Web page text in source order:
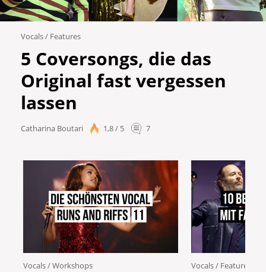
Vocals/ Features
5 Coversongs, die das
Original fast vergessen
lassen
Catharina Boutari 1,8 / 5 7
Vocals/Workshops Vocals/ Features